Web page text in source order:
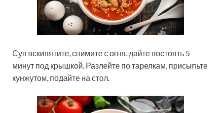
Суп вскипятите, снимите с огня, дайте постоять 5
минут под крышкой. Разлейте по тарелкам, присыпьте
кунжутом, подайте на стол.